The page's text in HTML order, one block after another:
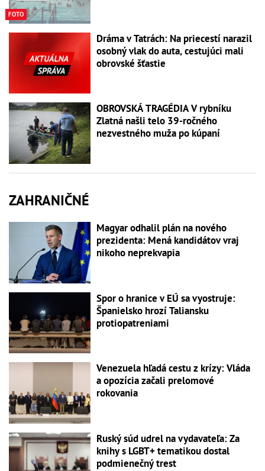
FOTO
Dráma v Tatrách: Na priecestí narazil
osobný vlak do auta, cestujúci mali
obrovské šťastie
OBROVSKÁ TRAGÉDIA V rybníku
Zlatná našli telo 39-ročného
nezvestného muža po kúpaní
ZAHRANIČNÉ
Magyar odhalil plán na nového
prezidenta: Mená kandidátov vraj
nikoho neprekvapia
Spor o hranice v EÚ sa vyostruje:
Španielsko hrozí Taliansku
protiopatreniami
Venezuela hľadá cestu z krízy: Vláda
a opozícia začali prelomové
rokovania
Ruský súd udrel na vydavateľa: Za
knihy s LGBT+ tematikou dostal
podmienečný trest